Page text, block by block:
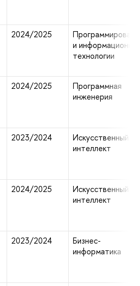
2024/2025
и
технологии
2024/2025
Программная
инженерия
2023/2024
Искусственный
интеллект
2024/2025
Искусственный
интеллект
2023/2024
Бизнес-
информатика